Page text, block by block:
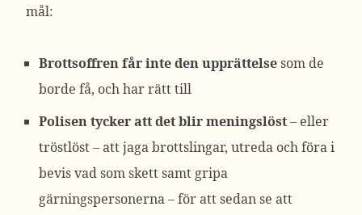
mål:
Brottsoffren får inte den upprättelsesom de
borde få, och har rätt till
Polisen tycker att det blir meningslöst– eller
tröstlöst – att jaga brottslingar, utreda och föra i
bevis vad som skett samt gripa
gärningspersonerna – för att sedan se att